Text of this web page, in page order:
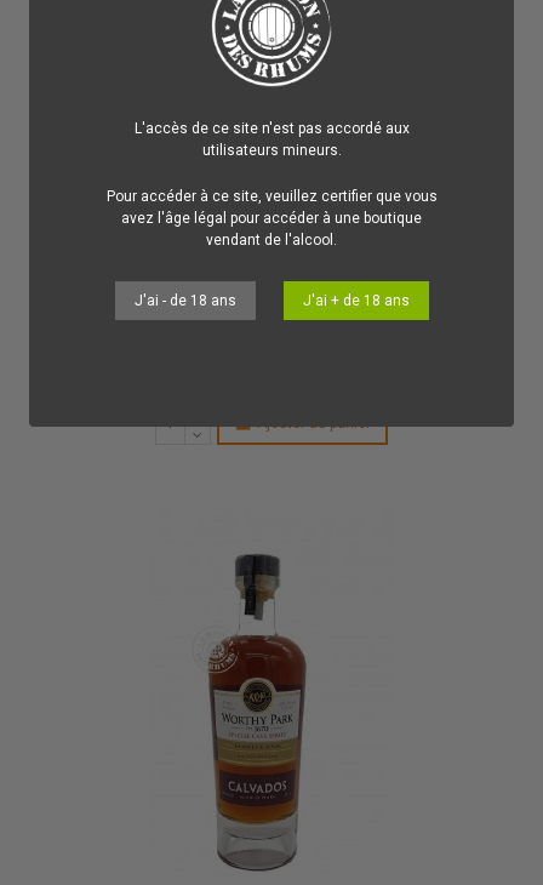
L'accès de ce site n'est pas accordé aux
utilisateurs mineurs.
Pour accéder à ce site, veuillez certifier que vous
avez l'âge légal pour accéder à une boutique
vendant de l'alcool.
J'ai - de 18 ans J'ai + de 18 ans
Punch Worthy Park Rum Cream 15%
Ajouter au panier